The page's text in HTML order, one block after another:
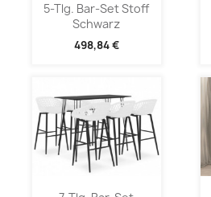
5-Tlg. Bar-Set Stoff
Schwarz
498,84 €